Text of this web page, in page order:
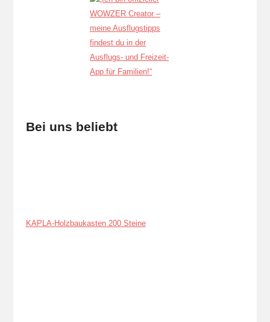
Bei uns beliebt
KAPLA-Holzbaukasten 200 Steine